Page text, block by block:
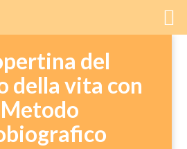
del
della vita con